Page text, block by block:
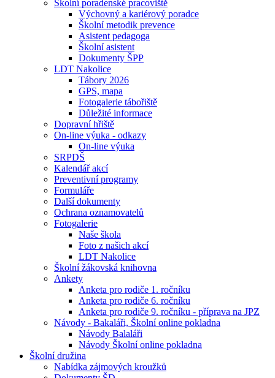
Školní poradenské pracoviště
Výchovný a kariérový poradce
Školní metodik prevence
Asistent pedagoga
Školní asistent
Dokumenty ŠPP
LDT Nakolice
Tábory 2026
GPS, mapa
Fotogalerie tábořiště
Důležité informace
Dopravní hřiště
On-line výuka - odkazy
On-line výuka
SRPDŠ
Kalendář akcí
Preventivní programy
Formuláře
Další dokumenty
Ochrana oznamovatelů
Fotogalerie
Naše škola
Foto z našich akcí
LDT Nakolice
Školní žákovská knihovna
Ankety
Anketa pro rodiče 1. ročníku
Anketa pro rodiče 6. ročníku
Anketa pro rodiče 9. ročníku - příprava na JPZ
Návody - Bakaláři, Školní online pokladna
Návody Balaláři
Návody Školní online pokladna
Školní družina
Nabídka zájmových kroužků